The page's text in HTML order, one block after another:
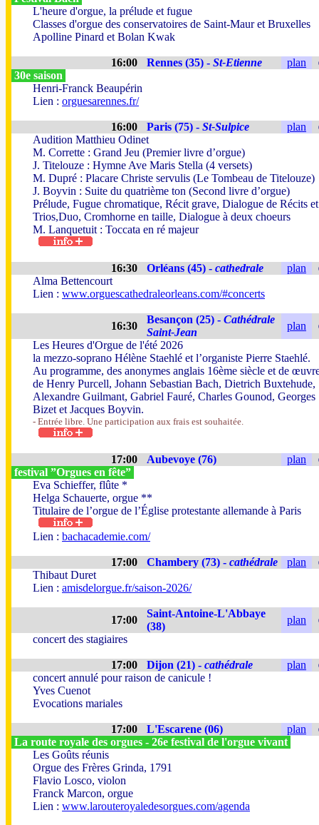
L'heure d'orgue, la prélude et fugue
Classes d'orgue des conservatoires de Saint-Maur et Bruxelles
Apolline Pinard et Bolan Kwak
16:00 Rennes (35) - St-Etienne plan
30e saison
Henri-Franck Beaupérin
Lien : orguesarennes.fr/
16:00 Paris (75) - St-Sulpice plan
Audition Matthieu Odinet
M. Corrette : Grand Jeu (Premier livre d’orgue)
J. Titelouze : Hymne Ave Maris Stella (4 versets)
M. Dupré : Placare Christe servulis (Le Tombeau de Titelouze)
J. Boyvin : Suite du quatrième ton (Second livre d’orgue)
Prélude, Fugue chromatique, Récit grave, Dialogue de Récits
Trios,Duo, Cromhorne en taille, Dialogue à deux choeurs
M. Lanquetuit : Toccata en ré majeur
16:30 Orléans (45) - cathedrale plan
Alma Bettencourt
Lien : www.orguescathedraleorleans.com/#concerts
16:30
Besançon (25) - Cathédrale
Saint-Jean
plan
Les Heures d'Orgue de l'été 2026
la mezzo-soprano Hélène Staehlé et l’organiste Pierre Staehlé.
Au programme, des anonymes anglais 16ème siècle et de
de Henry Purcell, Johann Sebastian Bach, Dietrich Buxtehude,
Alexandre Guilmant, Gabriel Fauré, Charles Gounod, Georges
Bizet et Jacques Boyvin.
- Entrée libre. Une participation aux frais est souhaitée.
17:00 Aubevoye (76) plan
festival ”Orgues en fête”
Eva Schieffer, flûte *
Helga Schauerte, orgue **
Titulaire de l’orgue de l’Église protestante allemande à Paris
Lien : bachacademie.com/
17:00 Chambery (73) - cathédrale plan
Thibaut Duret
Lien : amisdelorgue.fr/saison-2026/
17:00
Saint-Antoine-L'Abbaye
(38)
plan
concert des stagiaires
17:00 Dijon (21) - cathédrale plan
concert annulé pour raison de canicule !
Yves Cuenot
Evocations mariales
17:00 L'Escarene (06) plan
La route royale des orgues - 26e festival de l'orgue vivant
Les Goûts réunis
Orgue des Frères Grinda, 1791
Flavio Losco, violon
Franck Marcon, orgue
Lien : www.larouteroyaledesorgues.com/agenda